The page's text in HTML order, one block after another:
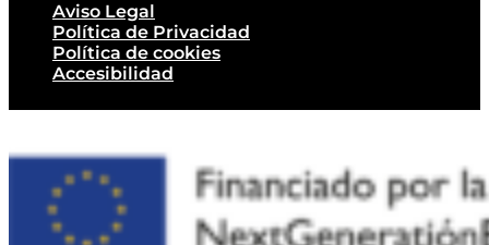
Aviso Legal
Política de Privacidad
Política de cookies
Accesibilidad